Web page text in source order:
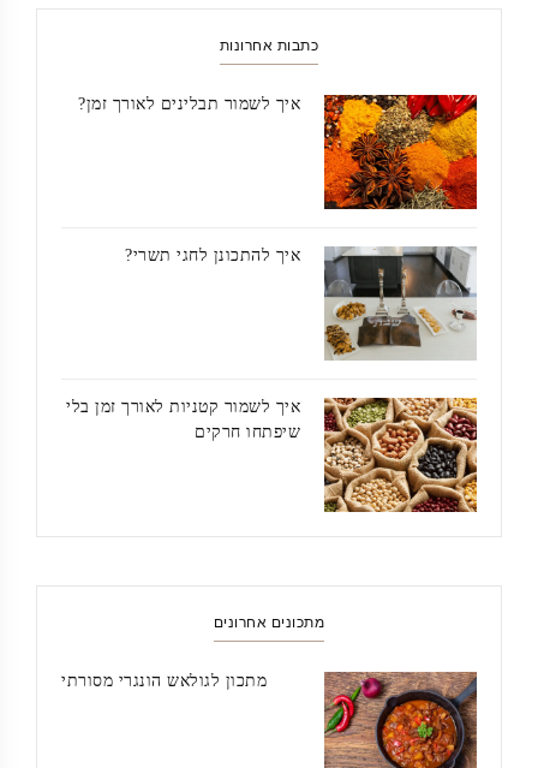
כתבות אחרונות
איך לשמור תבלינים לאורך זמן?
איך להתכונן לחגי תשרי?
איך לשמור קטניות לאורך זמן בלי
שיפתחו חרקים
מתכונים אחרונים
מתכון לגולאש הונגרי מסורתי